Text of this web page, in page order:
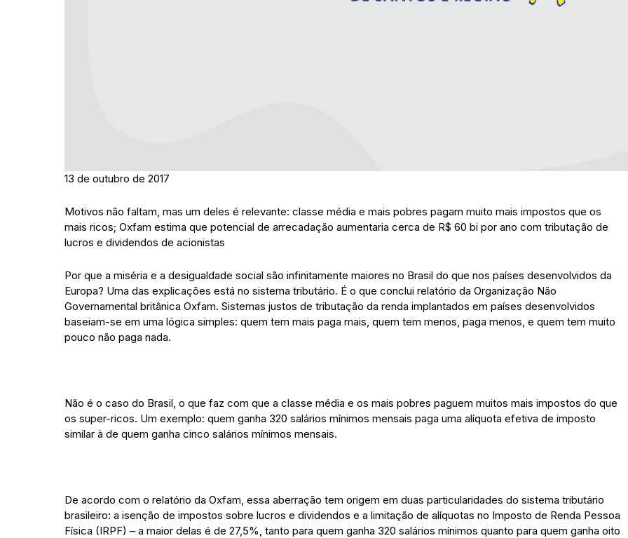
13 de outubro de 2017
Motivos não faltam, mas um deles é relevante: classe média e mais pobres pagam muito mais impostos que os
mais ricos; Oxfam estima que potencial de arrecadação aumentaria cerca de R$ 60 bi por ano com tributação de
lucros e dividendos de acionistas
Por que a miséria e a desigualdade social são infinitamente maiores no Brasil do que nos países desenvolvidos da
Europa? Uma das explicações está no sistema tributário. É o que conclui relatório da Organização Não
Governamental britânica Oxfam. Sistemas justos de tributação da renda implantados em países desenvolvidos
baseiam-se em uma lógica simples: quem tem mais paga mais, quem tem menos, paga menos, e quem tem muito
pouco não paga nada.
Não é o caso do Brasil, o que faz com que a classe média e os mais pobres paguem muitos mais impostos do que
os super-ricos. Um exemplo: quem ganha 320 salários mínimos mensais paga uma alíquota efetiva de imposto
similar à de quem ganha cinco salários mínimos mensais.
De acordo com o relatório da Oxfam, essa aberração tem origem em duas particularidades do sistema tributário
brasileiro: a isenção de impostos sobre lucros e dividendos e a limitação de alíquotas no Imposto de Renda Pessoa
Física (IRPF) – a maior delas é de 27,5%, tanto para quem ganha 320 salários mínimos quanto para quem ganha oito